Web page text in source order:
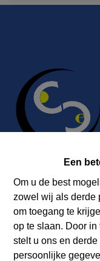
Een
Om u de best
zowel wij als derde
om toegang te
op te slaan. Door
stelt u ons en
persoonlijke